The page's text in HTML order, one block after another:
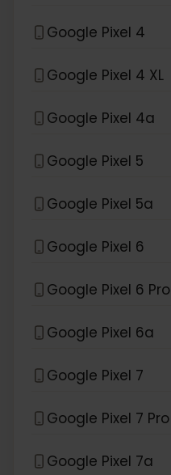
Google Pixel 4
Google Pixel 4 XL
Google Pixel 4a
Google Pixel 5
Google Pixel 5a
Google Pixel 6
Google Pixel 6 Pro
Google Pixel 6a
Google Pixel 7
Google Pixel 7 Pro
Google Pixel 7a